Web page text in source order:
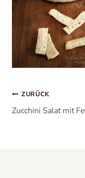
ZURÜCK
Zucchini Salat mit